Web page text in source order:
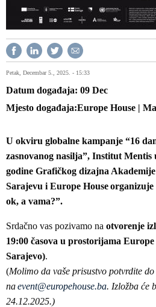
Petak, Decembar 5., 2025. - 15:33
Datum događaja 09 Dec
Mjesto događaja Europe House |
U okviru globalne kampanje “16
zasnovanog nasilja”, Institut Mentis
godine Grafičkog dizajna
Sarajevu i Europe House
ok, a vama?”.
Srdačno vas pozivamo na otvorenje
19:00 časova u prostorijama
Sarajevo).
(Molimo da vaše prisustvo potvrdite
naevent@europehouse.ba. Izložba će
24.12.2025.)